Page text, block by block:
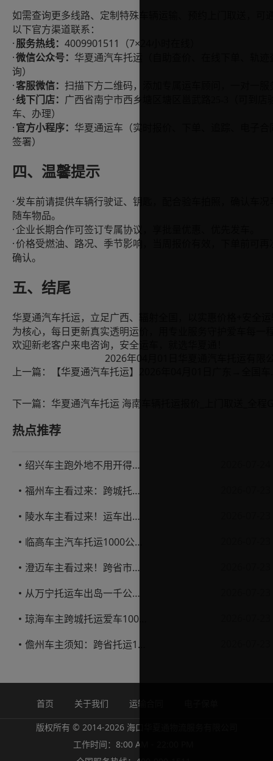
如需查询更多线路、定制特殊车辆运输、预约上门取送，可
以下官方渠道联系：
· 服务热线： 4009901511（7×24小时在线）
·微信公众号： 华夏通汽车托运（自助查价、在线下单、轨迹
询）
·客服微信： 扫描下方二维码，添加专属运车顾问，一对一服
· 线下门店： 广西省南宁市西乡塘区塘区邕武路
车、办理）
· 官方小程序： 华夏通运车（实时报价、下单、追踪、电子合
签署）
四、温馨提示
· 发车前请提供车辆行驶证、钥匙，配合验车拍照，确认车况
随车物品。
· 企业长期合作可签订专属协议，享批量优惠、优先发车。
·价格受燃油、路况、季节影响，当周报价有效，下单前可再
确认。
五、结尾
华夏通汽车托运，立足广西、辐射全国，以实惠价格
为核心，每日更新真实透明运价，用专业服务守护爱车每一
欢迎新老客户来电咨询，安全运车，就选华夏通！
2026年04月01日华夏通汽车托运有限
上一篇：
下一篇：
热点推荐
绍兴车主跑外地不用开得累？这份汽车托运实用指南收好不亏
福州车主看过来：跨城托运1000公里，这笔账要怎么算才不亏
陵水车主看过来！运车出岛一千公里，这笔账得这么算
临高车主汽车托运1000公里省钱避坑指南
澄迈车主看过来！跨省市托运私家车，这些账得算明白
从万宁托运车出岛一千公里，这笔钱该怎么花才不踩坑
儋州车主须知：跨省托运1000公里费用怎么算？
首页 关于我们 运输合同
版权所有 © 2014-2026 海口华夏通物流服务有限公司
工作时间：8:00 AM - 22:00 PM